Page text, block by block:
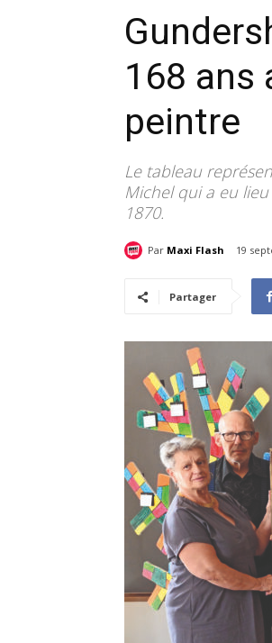
168 ans
peintre
Le tableau
Michel qui a eu
1870.
Par Maxi Flash 19
Partager